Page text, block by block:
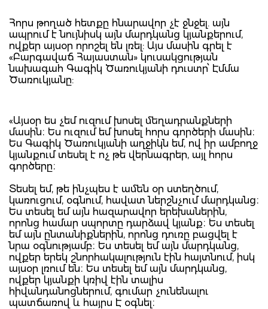
Հորս թողած հետքը հնարավոր չէ ջնջել. այն
ապրում է նույնիսկ այն մարդկանց կյանքերում,
ովքեր այսօր որոշել են լռել: Այս մասին գրել է
«Բարգավաճ Հայաստան» կուսակցության
նախագահ Գագիկ Ծառուկյանի դուստր՝ Էմմա
Ծառուկյանը:
«Այսօր ես չեմ ուզում խոսել մեղադրանքների
մասին։ Ես ուզում եմ խոսել հորս գործերի մասին։
Ես Գագիկ Ծառուկյանի աղջիկն եմ, ով իր ամբողջ
կյանքում տեսել է ոչ թե վերնագրեր, այլ հորս
գործերը։
Տեսել եմ, թե ինչպես է ամեն օր ստեղծում,
կառուցում, օգնում, հավատ ներշնչում մարդկանց։
Ես տեսել եմ այն հազարավոր երեխաներին,
որոնց համար սպորտը դարձավ կյանք։ Ես տեսել
եմ այն ընտանիքներին, որոնց դուռը բացվել է
նրա օգնությամբ։ Ես տեսել եմ այն մարդկանց,
ովքեր երեկ շնորհակալություն էին հայտնում, իսկ
այսօր լռում են։ Ես տեսել եմ այն մարդկանց,
ովքեր կյանքի կռիվ էին տալիս
հիվանդանոցներում, գումար չունենալու
պատճառով և հայրս Է օգնել։